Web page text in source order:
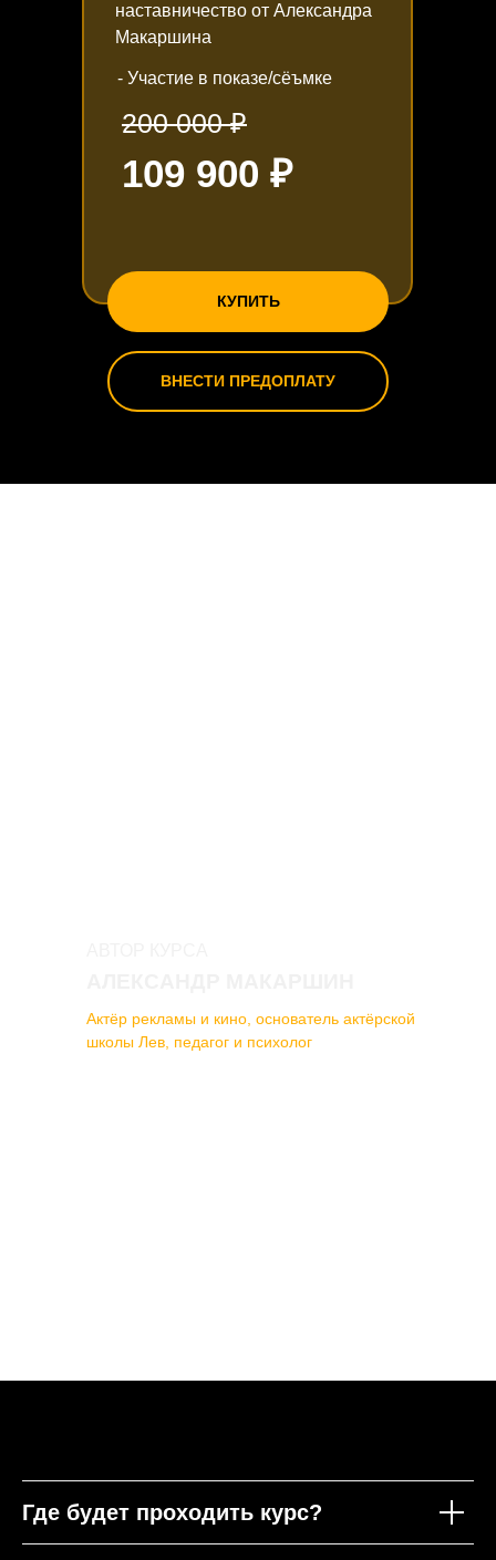
КУПИТЬ
наставничество от Александра
Макаршина
200 000 ₽
109 900 ₽
- Участие в показе/сёъмке
ВНЕСТИ ПРЕДОПЛАТУ
Актёр рекламы и кино, основатель актёрской
школы Лев, педагог и психолог
Где будет проходить курс?